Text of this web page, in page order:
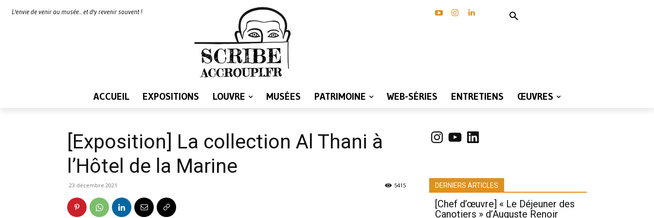
L'envie de venir au musée... et d'y revenir souvent !
ACCUEIL EXPOSITIONS LOUVRE MUSÉES PATRIMOINE WEB-SÉRIES ENTRETIENS ŒUVRES
[Exposition] La collection Al Thani à
l’Hôtel de la Marine
23 décembre 2021 5415
Instagram
YouTubeLinkedIn
DERNIERS ARTICLES
[Chef d’œuvre] « Le Déjeuner des
Canotiers » d’Auguste Renoir